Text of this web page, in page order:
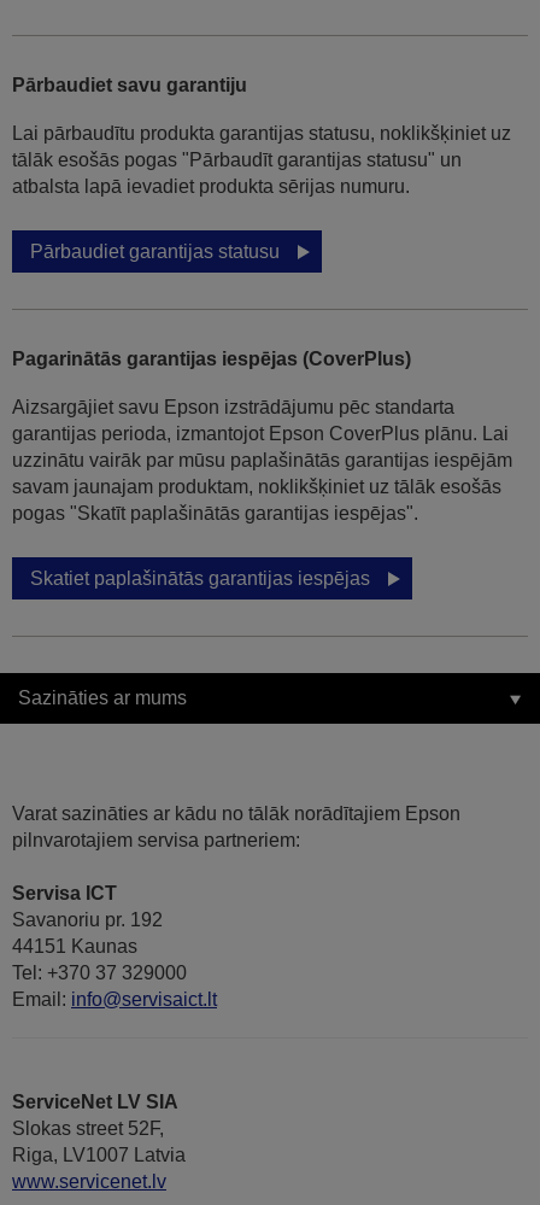
Pārbaudiet savu garantiju
Lai pārbaudītu produkta garantijas statusu, noklikšķiniet uz
tālāk esošās pogas "Pārbaudīt garantijas statusu" un
atbalsta lapā ievadiet produkta sērijas numuru.
Pārbaudiet garantijas statusu
Pagarinātās garantijas iespējas (CoverPlus)
Aizsargājiet savu Epson izstrādājumu pēc standarta
garantijas perioda, izmantojot Epson CoverPlus plānu. Lai
uzzinātu vairāk par mūsu paplašinātās garantijas iespējām
savam jaunajam produktam, noklikšķiniet uz tālāk esošās
pogas "Skatīt paplašinātās garantijas iespējas".
Skatiet paplašinātās garantijas iespējas
Sazināties ar mums
Varat sazināties ar kādu no tālāk norādītajiem Epson
pilnvarotajiem servisa partneriem:
Servisa ICT
Savanoriu pr. 192
44151 Kaunas
Tel: +370 37 329000
Email: info@servisaict.lt
ServiceNet LV SIA
Slokas street 52F,
Riga, LV1007 Latvia
www.servicenet.lv